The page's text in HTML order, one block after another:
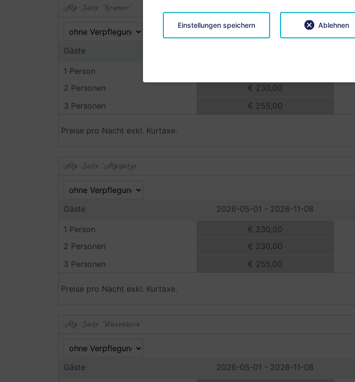
Alp-Suite "Kramer"
Gäste
1 Person
2 Personen
3 Personen
€ 230,00
€ 255,00
Preise pro Nacht exkl. Kurtaxe.
Alp-Suite "Alpspitze"
Gäste
1 Person
2 Personen
3 Personen
2026-05-01 - 2026-11-08
€ 230,00
€ 230,00
€ 255,00
Preise pro Nacht exkl. Kurtaxe.
Alp-Suite "Waxenstein"
Gäste 2026-05-01 - 2026-11-08
Ablehnen
Einstellungen speichern